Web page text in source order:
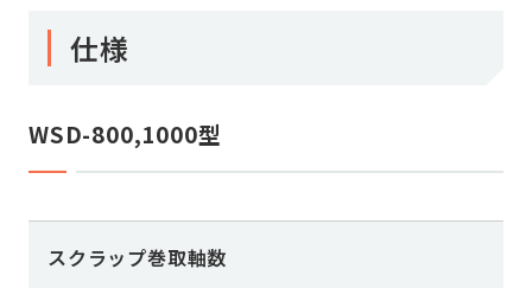
仕様
WSD-800,1000型
スクラップ巻取軸数